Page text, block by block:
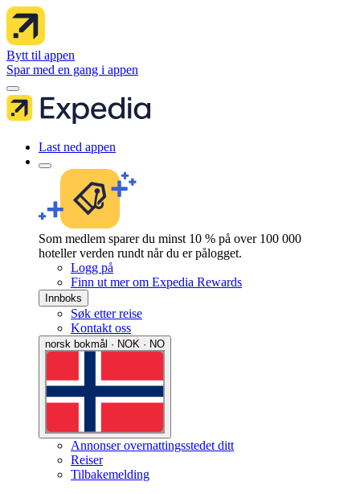
Bytt til appen
Spar med en gang i appen
Last ned appen
Som medlem sparer du minst 10 % på over 100 000
hoteller verden rundt når du er pålogget.
Logg på
Finn ut mer om Expedia Rewards
Innboks
Søk etter reise
Kontakt oss
norsk bokmål · NOK · NO
Annonser overnattingsstedet ditt
Reiser
Tilbakemelding